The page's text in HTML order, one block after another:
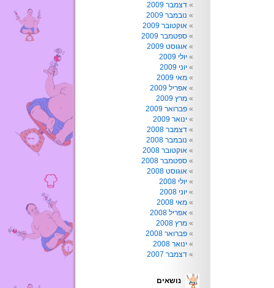
דצמבר 2009
נובמבר 2009
אוקטובר 2009
ספטמבר 2009
אוגוסט 2009
יולי 2009
יוני 2009
מאי 2009
אפריל 2009
מרץ 2009
פברואר 2009
ינואר 2009
דצמבר 2008
נובמבר 2008
אוקטובר 2008
ספטמבר 2008
אוגוסט 2008
יולי 2008
יוני 2008
מאי 2008
אפריל 2008
מרץ 2008
פברואר 2008
ינואר 2008
דצמבר 2007
נושאים